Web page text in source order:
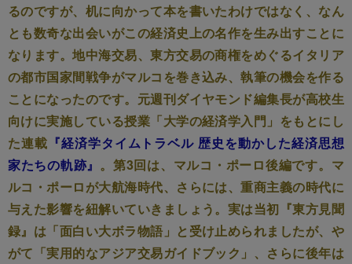
るのですが、机に向かって本を書いたわけではなく、なん
とも数奇な出会いがこの経済史上の名作を生み出すことに
なります。地中海交易、東方交易の商権をめぐるイタリア
の都市国家間戦争がマルコを巻き込み、執筆の機会を作る
ことになったのです。元週刊ダイヤモンド編集長が高校生
向けに実施している授業「大学の経済学入門」をもとにし
た連載 『経済学タイムトラベル 歴史を動かした経済思想
家たちの軌跡』 。第3回は、マルコ・ポーロ後編です。マ
ルコ・ポーロが大航海時代、さらには、重商主義の時代に
与えた影響を紐解いていきましょう。実は当初『東方見聞
録』は「面白い大ボラ物語」と受け止められましたが、や
がて「実用的なアジア交易ガイドブック」、さらに後年は